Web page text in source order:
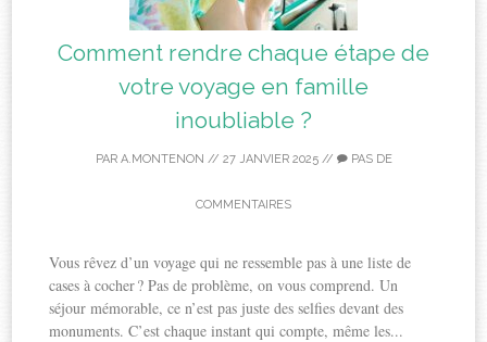
Comment rendre chaque étape de
votre voyage en famille
inoubliable ?
PAR A.MONTENON // 27 JANVIER 2025// PAS DE
COMMENTAIRES
Vous rêvez d’un voyage qui ne ressemble pas à une liste de
cases à cocher ? Pas de problème, on vous comprend. Un
séjour mémorable, ce n’est pas juste des selfies devant des
monuments. C’est chaque instant qui compte, même les...